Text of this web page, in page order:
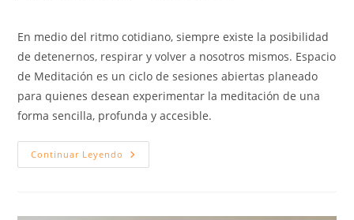
En medio del ritmo cotidiano, siempre existe la posibilidad
de detenernos, respirar y volver a nosotros mismos. Espacio
de Meditación es un ciclo de sesiones abiertas planeado
para quienes desean experimentar la meditación de una
forma sencilla, profunda y accesible.
Continuar Leyendo